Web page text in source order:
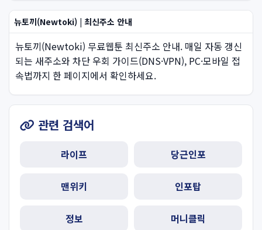
뉴토끼(Newtoki) | 최신주소 안내
뉴토끼(Newtoki) 무료웹툰 최신주소 안내. 매일 자동 갱신
되는 새주소와 차단 우회 가이드(DNS·VPN), PC·모바일 접
속법까지 한 페이지에서 확인하세요.
관련 검색어
라이프 당근인포
맨위키 인포탑
정보 머니클릭